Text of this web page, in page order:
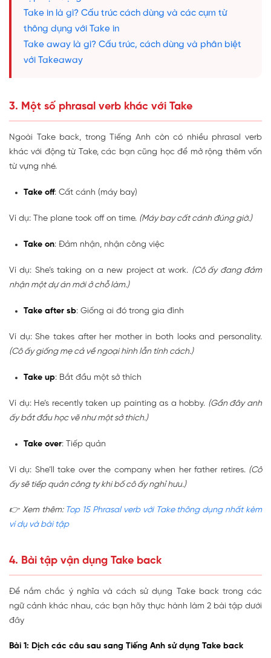
Take in là gì? Cấu trúc cách dùng và các cụm từ
thông dụng với Take in
Take away là gì? Cấu trúc, cách dùng và phân biệt
với Takeaway
3. Một số phrasal verb khác với Take
Ngoài Take back, trong Tiếng Anh còn có nhiều phrasal verb
khác với động từ Take, các bạn cũng học để mở rộng thêm vốn
từ vựng nhé.
Take off: Cất cánh (máy bay)
Ví dụ: The plane took off on time. (Máy bay cất cánh đúng giờ.)
Take on: Đảm nhận, nhận công việc
Ví dụ: She’s taking on a new project at work. (Cô ấy đang đảm
nhận một dự án mới ở chỗ làm.)
Take after sb: Giống ai đó trong gia đình
Ví dụ: She takes after her mother in both looks and personality.
(Cô ấy giống mẹ cả về ngoại hình lẫn tính cách.)
Take up: Bắt đầu một sở thích
Ví dụ: He’s recently taken up painting as a hobby. (Gần đây anh
ấy bắt đầu học vẽ như một sở thích.)
Take over: Tiếp quản
Ví dụ: She’ll take over the company when her father retires. (Cô
ấy sẽ tiếp quản công ty khi bố cô ấy nghỉ hưu.)
👉 Xem thêm: Top 15 Phrasal verb với Take thông dụng nhất kèm
ví dụ và bài tập
4. Bài tập vận dụng Take back
Để nắm chắc ý nghĩa và cách sử dụng Take back trong các
ngữ cảnh khác nhau, các bạn hãy thực hành làm 2 bài tập dưới
đây
Bài 1: Dịch các câu sau sang Tiếng Anh sử dụng Take back